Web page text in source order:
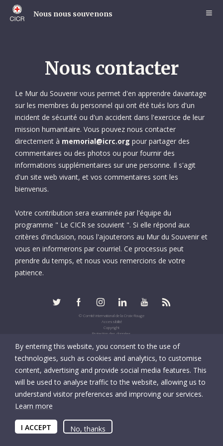
Skip
main
Nous nous souvenons
Nous contacter
Le Mur du Souvenir vous permet d'en apprendre davantage
sur les membres du personnel qui ont été tués lors d'un
incident de sécurité ou d'un accident dans l'exercice de leur
mission humanitaire. Vous pouvez nous contacter
directement à memorial@icrc.org pour partager des
commentaires ou des photos ou pour fournir des
informations supplémentaires sur une personne. Il s'agit
d'un site web vivant, et vos commentaires sont les
bienvenus.
Votre contribution sera examinée par l'équipe du
programme " Le CICR se souvient ". Si elle répond aux
critères d'inclusion, nous l'ajouterons au Mur du Souvenir et
vous en informerons par courriel. Ce processus peut
prendre du temps, et nous vous remercions de votre
patience.
© Comité international de la Croix-Rouge
Accessibilité
Copyright
Protection des données
UID: CHE-105.924.024
By entering this website, you consent to the use of
technologies, such as cookies and analytics, to customise
content, advertising and provide social media features. This
will be used to analyse traffic to the website, allowing us to
understand visitor preferences and improving our services.
Learn more
I ACCEPT No, thanks